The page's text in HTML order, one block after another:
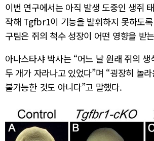
이번 연구에서는 아직 발생 도중인 생쥐
작해 Tgfbr1이 기능을 발휘하지 못하도
구팀은 쥐의 척수 성장이 어떤 영향을 받
아나스타샤 박사는 “어느 날 원래 쥐의 생
두 개가 자라나고 있었다”며 “굉장히 놀
불가능한 것도 아니다”고 말했다.